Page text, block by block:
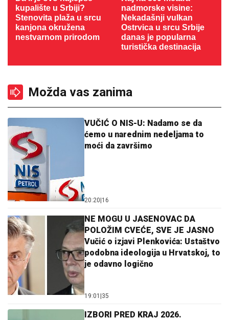
kupalište u Srbiji?
Stenovita plaža u srcu
kanjona okružena
nestvarnom prirodom
nadmorske visine:
Nekadašnji vulkan
Ostrvica u srcu Srbije
danas je popularna
turistička destinacija
Možda vas zanima
VUČIĆ O NIS-U: Nadamo se da
ćemo u narednim nedeljama to
moći da završimo
20:20 16
NE MOGU U JASENOVAC DA
POLOŽIM CVEĆE, SVE JE JASNO
Vučić o izjavi Plenkovića: Ustaštvo
podobna ideologija u Hrvatskoj, to
je odavno logično
19:01 35
IZBORI PRED KRAJ 2026.